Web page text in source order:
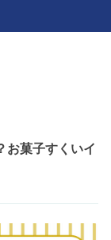
お菓子すくいイ